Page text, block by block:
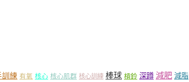
訓練 有氧 核心 核心肌群 核心訓練 棒球 槓鈴 深蹲 減肥 減脂